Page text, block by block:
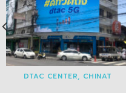
DTAC CENTER, CHINAT